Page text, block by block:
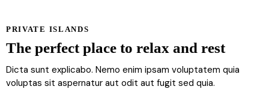
PRIVATE ISLANDS
The perfect place to relax and rest
Dicta sunt explicabo. Nemo enim ipsam voluptatem quia
voluptas sit aspernatur aut odit aut fugit sed quia.